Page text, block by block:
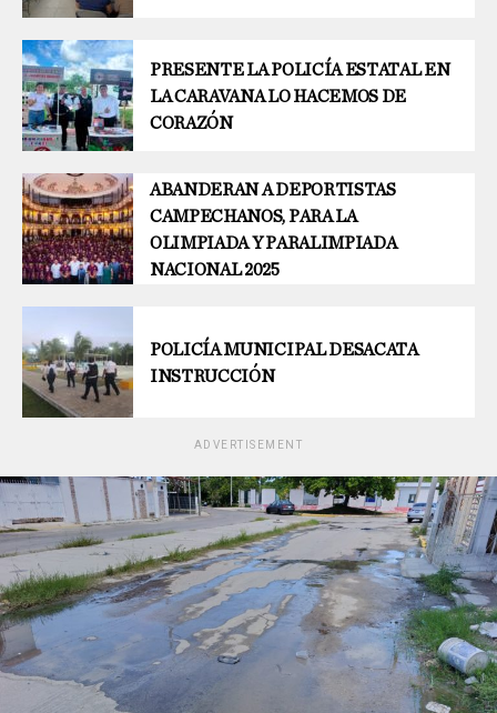
PRESENTE LA POLICÍA ESTATAL EN
LA CARAVANA LO HACEMOS DE
CORAZÓN
ABANDERAN A DEPORTISTAS
CAMPECHANOS, PARA LA
OLIMPIADA Y PARALIMPIADA
NACIONAL 2025
POLICÍA MUNICIPAL DESACATA
INSTRUCCIÓN
ADVERTISEMENT